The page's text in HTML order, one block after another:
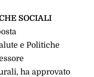
SOCIALI
e Politiche
ha approvato